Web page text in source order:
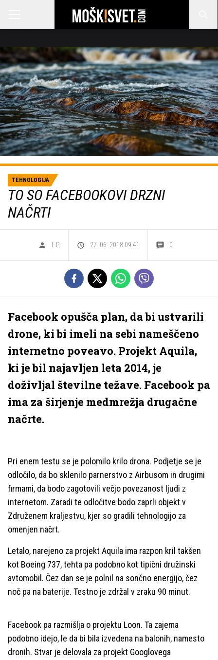
TEHNOLOGIJA
TO SO FACEBOOKOVI DRZNI
NAČRTI
L.P. 27. 06. 2018 09.41 0
Facebook opušča plan, da bi ustvarili
drone, ki bi imeli na sebi nameščeno
internetno poveavo. Projekt Aquila,
ki je bil najavljen leta 2014, je
doživljal številne težave. Facebook pa
ima za širjenje medmrežja drugačne
načrte.
Pri enem testu se je polomilo krilo drona. Podjetje se je
odločilo, da bo sklenilo parnerstvo z Airbusom in drugimi
firmami, da bodo zagotovili večjo povezanost ljudi z
internetom. Zaradi te odločitve bodo zaprli objekt v
Združenem kraljestvu, kjer so gradili tehnologijo za
omenjen načrt.
Letalo, narejeno za projekt Aquila ima razpon kril takšen
kot Boeing 737, tehta pa podobno kot tipični družinski
avtomobil. Čez dan se je polnil na sončno energijo, čez
noč pa na baterije. Testno je zdržal v zraku 90 minut.
Facebook pa razmišlja o projektu Loon. Ta zajema
podobno idejo, le da bi bila izvedena na balonih, namesto
dronih. Stvar je delovala za projekt Googlovega